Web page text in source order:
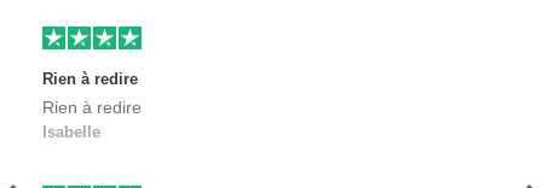
Rien à redire
Rien à redire
Isabelle